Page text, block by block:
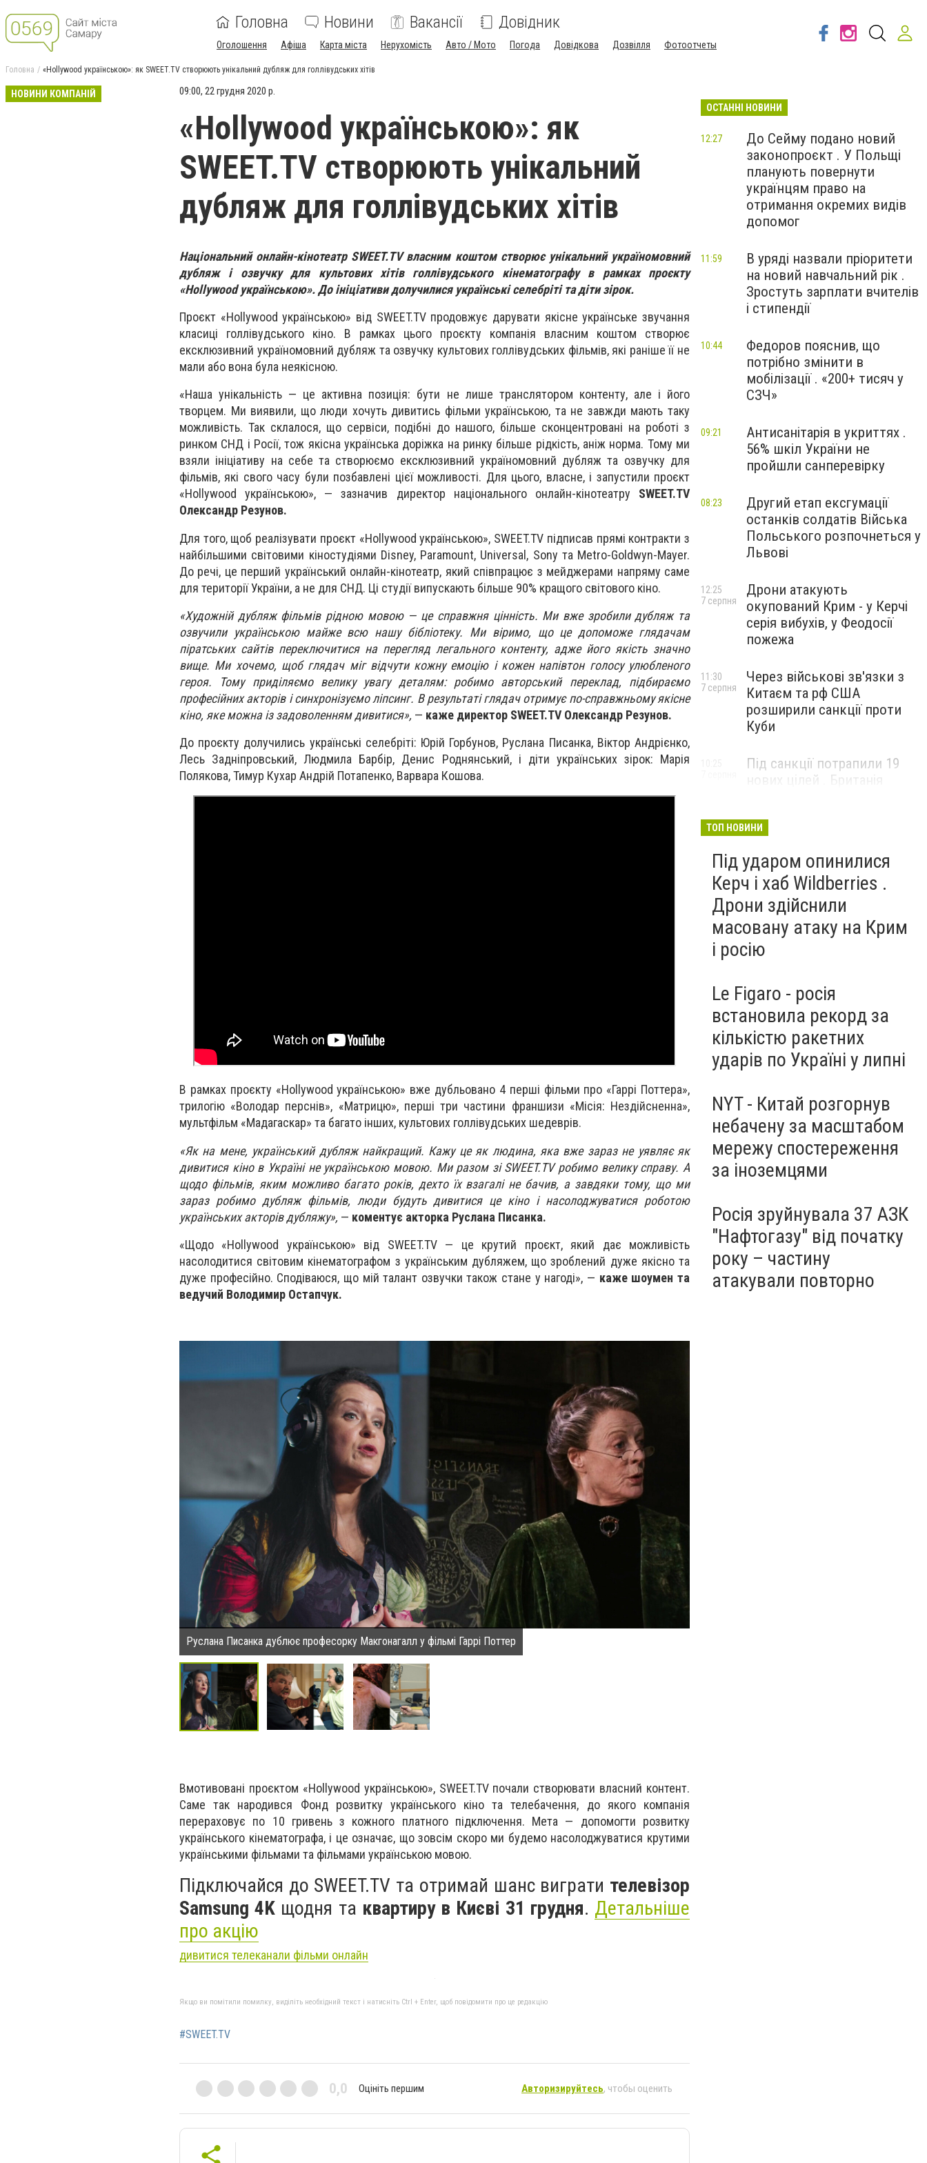
Головна Новини Вакансії Довідник
Оголошення Афіша Карта міста Нерухомість Авто / Мото Погода Довідкова Дозвілля Фотоотчеты
Головна «Hollywood українською»: як SWEET.TV створюють унікальний дубляж для голлівудських хітів
НОВИНИ КОМПАНІЙ 09:00, 22 грудня 2020 р.
«Hollywood українською»: як
SWEET.TV створюють унікальний
дубляж для голлівудських хітів
Національний онлайн-кінотеатр SWEET.TV власним коштом створює унікальний україномовний
дубляж і озвучку для культових хітів голлівудського кінематографу в рамках проєкту
«Hollywood українською». До ініціативи долучилися українські селебріті та діти зірок.
Проєкт «Hollywood українською» від SWEET.TV продовжує дарувати якісне українське звучання
класиці голлівудського кіно. В рамках цього проєкту компанія власним коштом створює
ексклюзивний україномовний дубляж та озвучку культових голлівудських фільмів, які раніше її не
мали або вона була неякісною.
«Наша унікальність — це активна позиція: бути не лише транслятором контенту, але і його
творцем. Ми виявили, що люди хочуть дивитись фільми українською, та не завжди мають таку
можливість. Так склалося, що сервіси, подібні до нашого, більше сконцентровані на роботі з
ринком СНД і Росії, тож якісна українська доріжка на ринку більше рідкість, аніж норма. Тому ми
взяли ініціативу на себе та створюємо ексклюзивний україномовний дубляж та озвучку для
фільмів, які свого часу були позбавлені цієї можливості. Для цього, власне, і запустили проєкт
«Hollywood українською», — зазначив директор національного онлайн-кінотеатру SWEET.TV
Олександр Резунов.
Для того, щоб реалізувати проєкт «Hollywood українською», SWEET.TV підписав прямі контракти з
найбільшими світовими кіностудіями Disney, Paramount, Universal, Sony та Metro-Goldwyn-Mayer.
До речі, це перший український онлайн-кінотеатр, який співпрацює з мейджерами напряму саме
для території України, а не для СНД. Ці студії випускають більше 90% кращого світового кіно.
«Художній дубляж фільмів рідною мовою — це справжня цінність. Ми вже зробили дубляж та
озвучили українською майже всю нашу бібліотеку. Ми віримо, що це допоможе глядачам
піратських сайтів переключитися на перегляд легального контенту, адже його якість значно
вище. Ми хочемо, щоб глядач міг відчути кожну емоцію і кожен напівтон голосу улюбленого
героя. Тому приділяємо велику увагу деталям: робимо авторський переклад, підбираємо
професійних акторів і синхронізуємо ліпсинг. В результаті глядач отримує по-справжньому якісне
кіно, яке можна із задоволенням дивитися», — каже директор SWEET.TV Олександр Резунов.
До проєкту долучились українські селебріті: Юрій Горбунов, Руслана Писанка, Віктор Андрієнко,
Лесь Задніпровський, Людмила Барбір, Денис Роднянський, і діти українських зірок: Марія
Полякова, Тимур Кухар Андрій Потапенко, Варвара Кошова.
В рамках проєкту «Hollywood українською» вже дубльовано 4 перші фільми про «Гаррі Поттера»,
трилогію «Володар перснів», «Матрицю», перші три частини франшизи «Місія: Нездійсненна»,
мультфільм «Мадагаскар» та багато інших, культових голлівудських шедеврів.
«Як на мене, український дубляж найкращий. Кажу це як людина, яка вже зараз не уявляє як
дивитися кіно в Україні не українською мовою. Ми разом зі SWEET.TV робимо велику справу. А
щодо фільмів, яким можливо багато років, дехто їх взагалі не бачив, а завдяки тому, що ми
зараз робимо дубляж фільмів, люди будуть дивитися це кіно і насолоджуватися роботою
українських акторів дубляжу», — коментує акторка Руслана Писанка.
«Щодо «Hollywood українською» від SWEET.TV — це крутий проєкт, який дає можливість
насолодитися світовим кінематографом з українським дубляжем, що зроблений дуже якісно та
дуже професійно. Сподіваюся, що мій талант озвучки також стане у нагоді», — каже шоумен та
ведучий Володимир Остапчук.
Руслана Писанка дублює професорку Макгонагалл у фільмі Гаррі Поттер
Вмотивовані проєктом «Hollywood українською», SWEET.TV почали створювати власний контент.
Саме так народився Фонд розвитку українського кіно та телебачення, до якого компанія
перераховує по 10 гривень з кожного платного підключення. Мета — допомогти розвитку
українського кінематографа, і це означає, що зовсім скоро ми будемо насолоджуватися крутими
українськими фільмами та фільмами українською мовою.
Підключайся до SWEET.TV та отримай шанс виграти телевізор
Samsung 4K щодня та квартиру в Києві 31 грудня. Детальніше
про акцію
дивитися телеканали фільми онлайн
Якщо ви помітили помилку, виділіть необхідний текст і натисніть Ctrl + Enter, щоб повідомити про це редакцію
#SWEET.TV
0,0 Оцініть першим Авторизируйтесь, чтобы оценить
ОСТАННІ НОВИНИ
До Сейму подано новий
законопроєкт . У Польщі
планують повернути
українцям право на
отримання окремих видів
допомог
12:27
В уряді назвали пріоритети
на новий навчальний рік .
Зростуть зарплати вчителів
і стипендії
11:59
Федоров пояснив, що
потрібно змінити в
мобілізації . «200+ тисяч у
СЗЧ»
10:44
Антисанітарія в укриттях .
56% шкіл України не
пройшли санперевірку
09:21
Другий етап ексгумації
останків солдатів Війська
Польського розпочнеться у
Львові
08:23
Дрони атакують
окупований Крим - у Керчі
серія вибухів, у Феодосії
пожежа
12:25
7 серпня
Через військові зв'язки з
Китаєм та рф США
розширили санкції проти
Куби
11:30
7 серпня
Під санкції потрапили 19
нових цілей . Британія
ТОП НОВИНИ
Під ударом опинилися
Керч і хаб Wildberries .
Дрони здійснили
масовану атаку на Крим
і росію
Le Figaro - росія
встановила рекорд за
кількістю ракетних
ударів по Україні у липні
NYT - Китай розгорнув
небачену за масштабом
мережу спостереження
за іноземцями
Росія зруйнувала 37 АЗК
"Нафтогазу" від початку
року – частину
атакували повторно